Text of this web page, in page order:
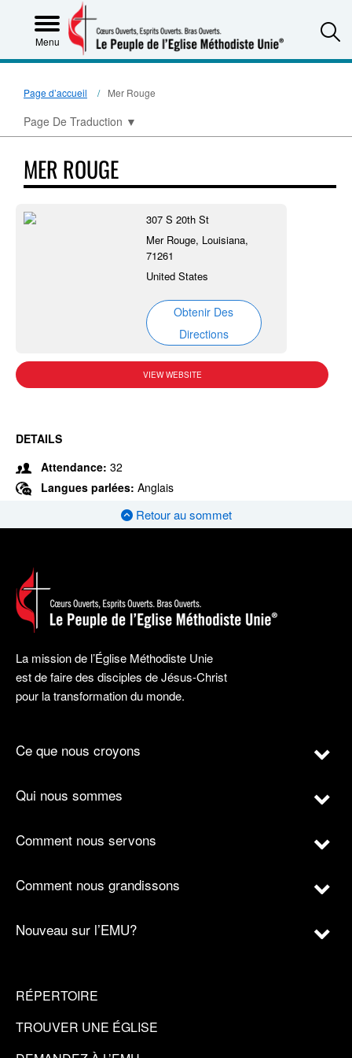
Menu
Page d’accueil Mer Rouge
Page De Traduction ▼
MER ROUGE
307 S 20th St
Mer Rouge, Louisiana,
71261
United States
Obtenir Des
Directions
VIEW WEBSITE
DETAILS
Attendance: 32
Langues parlées: Anglais
Retour au sommet
La mission de l’Église Méthodiste Unie
est de faire des disciples de Jésus-Christ
pour la transformation du monde.
Ce que nous croyons
Qui nous sommes
Comment nous servons
Comment nous grandissons
Nouveau sur l’EMU?
RÉPERTOIRE
TROUVER UNE ÉGLISE